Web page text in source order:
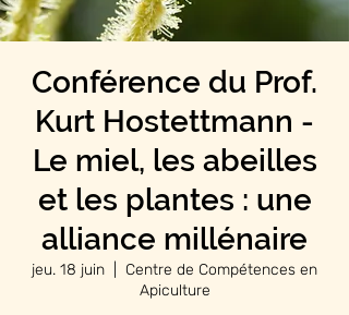
Conférence du Prof.
Kurt Hostettmann -
Le miel, les abeilles
et les plantes : une
alliance millénaire
jeu. 18 juin
Centre de Compétences en
Apiculture